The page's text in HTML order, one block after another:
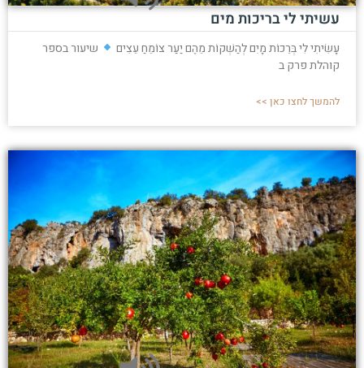
עשיתי לי בריכות מים
עָשִׂיתִי לִי בְּרֵכוֹת מָיִם לְהַשְׁקוֹת מֵהֶם יַעַר צוֹמֵחַ עֵצִים
שיעור בספר
קוהלת פרק ב
להמשך לחצו כאן >>